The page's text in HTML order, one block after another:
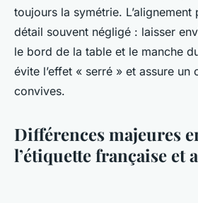
toujours la symétrie.
détail souvent négligé : laisser
le bord de la table et le manche
évite l’effet « serré » et assure
convives.
Différences majeures
l’étiquette française et